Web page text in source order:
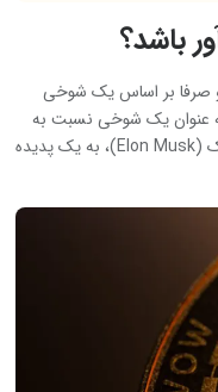
باشد؟
و صرفا بر اساس یک شوخی
‌عنوان یک شوخی نسبت به
فضای بیش از حد جدی بیت ‌کوین ایجاد شد، اما به مرور زمان با حمایت افراد مشهوری مثل ایلان ماسک (Elon Musk)، به یک پدیده